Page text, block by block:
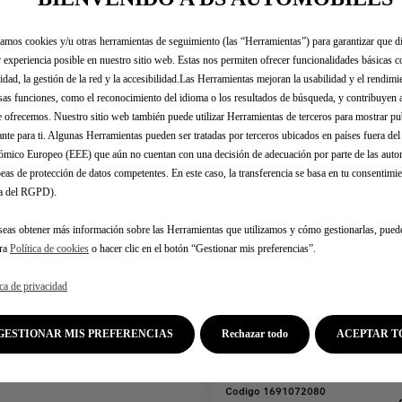
interiores
los accesorios originales diseñados ​​para tu
Codigo 1691072080
cookies y/u otras herramientas de seguimiento (las “Herramientas”) para garantizar que
experiencia posible en nuestro sitio web. Estas nos permiten ofrecer funcionalidades básicas
la gestión de la red y la accesibilidad.Las Herramientas mejoran la usabilidad y el
funciones, como el reconocimiento del idioma o los resultados de búsqueda, y contribuyen
ofrecemos. Nuestro sitio web también puede utilizar Herramientas de terceros para mostrar
para ti. Algunas Herramientas pueden ser tratadas por terceros ubicados en países fuera
Europeo (EEE) que aún no cuentan con una decisión de adecuación por parte de las
de protección de datos competentes. En este caso, la transferencia se basa en tu
del RGPD).
obtener más información sobre las Herramientas que utilizamos y cómo gestionarlas,
Política de cookies o hacer clic en el botón “Gestionar mis preferencias”.
de privacidad
GESTIONAR MIS PREFERENCIAS ACEPTAR
Rechazar todo